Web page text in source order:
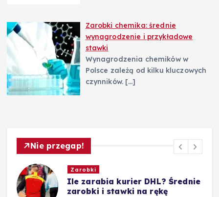
Zarobki chemika: średnie
wynagrodzenie i przykładowe
stawki
Wynagrodzenia chemików w
Polsce zależą od kilku kluczowych
czynników. […]
Nie przegap!
Zarobki
Ile zarabia kurier DHL? Średnie
zarobki i stawki na rękę